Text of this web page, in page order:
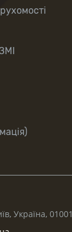
Україна, 01001